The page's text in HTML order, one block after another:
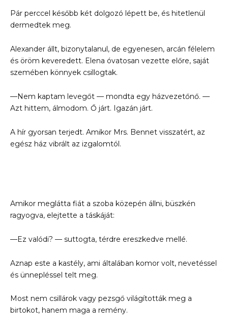
Pár perccel később két dolgozó lépett be, és hitetlenül
dermedtek meg.
Alexander állt, bizonytalanul, de egyenesen, arcán félelem
és öröm keveredett. Elena óvatosan vezette előre, saját
szemében könnyek csillogtak.
—Nem kaptam levegőt — mondta egy házvezetőnő. —
Azt hittem, álmodom. Ő járt. Igazán járt.
A hír gyorsan terjedt. Amikor Mrs. Bennet visszatért, az
egész ház vibrált az izgalomtól.
Amikor meglátta fiát a szoba közepén állni, büszkén
ragyogva, elejtette a táskáját:
—Ez valódi? — suttogta, térdre ereszkedve mellé.
Aznap este a kastély, ami általában komor volt, nevetéssel
és ünnepléssel telt meg.
Most nem csillárok vagy pezsgő világították meg a
birtokot, hanem maga a remény.